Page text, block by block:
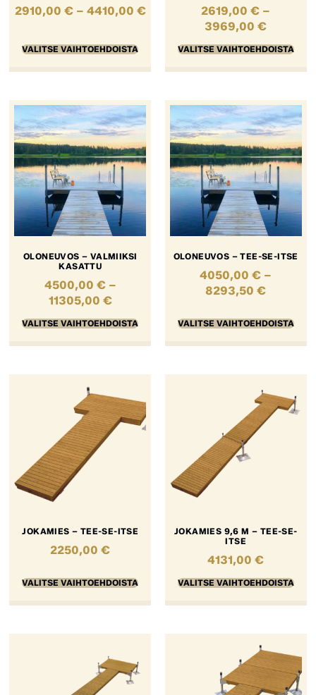
2910,00 € – 4410,00 €
VALITSE VAIHTOEHDOISTA
2619,00€ –
3969,00€
VALITSE VAIHTOEHDOISTA
OLONEUVOS – VALMIIKSI
KASATTU
4500,00 € –
11305,00 €
VALITSE VAIHTOEHDOISTA
OLONEUVOS – TEE-SE-ITSE
4050,00€ –
8293,50€
VALITSE VAIHTOEHDOISTA
JOKAMIES – TEE-SE-ITSE
2250,00€
VALITSE VAIHTOEHDOISTA
JOKAMIES 9,6 M – TEE-SE-
ITSE
4131,00€
VALITSE VAIHTOEHDOISTA